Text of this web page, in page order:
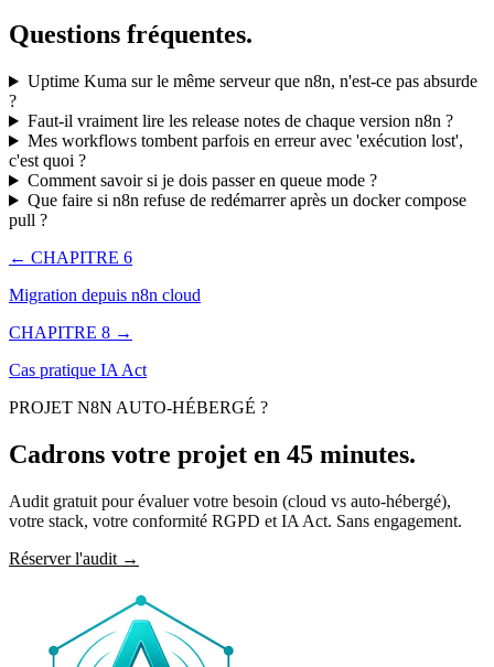
Questions fréquentes.
Uptime Kuma sur le même serveur que n8n, n'est-ce pas absurde
?
Faut-il vraiment lire les release notes de chaque version n8n ?
Mes workflows tombent parfois en erreur avec 'exécution lost',
c'est quoi ?
Comment savoir si je dois passer en queue mode ?
Que faire si n8n refuse de redémarrer après un docker compose
pull ?
← CHAPITRE 6
Migration depuis n8n cloud
CHAPITRE 8 →
Cas pratique IA Act
PROJET N8N AUTO-HÉBERGÉ ?
Cadrons votre projet en 45 minutes.
Audit gratuit pour évaluer votre besoin (cloud vs auto-hébergé),
votre stack, votre conformité RGPD et IA Act. Sans engagement.
Réserver l'audit →